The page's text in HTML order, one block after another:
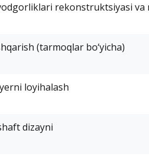
rekonstruktsiyasi va
(tarmoqlar bo‘yicha)
loyihalash
dizayni